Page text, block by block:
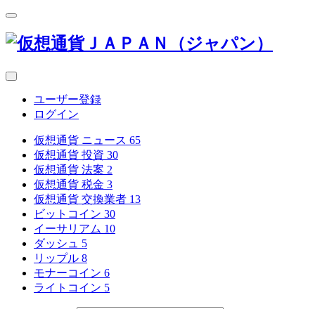
ユーザー登録
ログイン
仮想通貨 ニュース 65
仮想通貨 投資 30
仮想通貨 法案 2
仮想通貨 税金 3
仮想通貨 交換業者 13
ビットコイン 30
イーサリアム 10
ダッシュ 5
リップル 8
モナーコイン 6
ライトコイン 5